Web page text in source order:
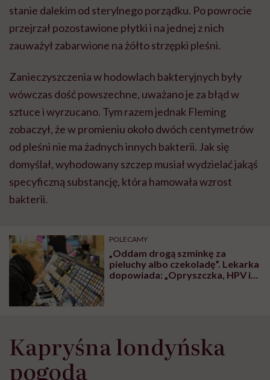
stanie dalekim od sterylnego porządku. Po powrocie
przejrzał pozostawione płytki i na jednej z nich
zauważył zabarwione na żółto strzępki pleśni.
Zanieczyszczenia w hodowlach bakteryjnych były
wówczas dość powszechne, uważano je za błąd w
sztuce i wyrzucano. Tym razem jednak Fleming
zobaczył, że w promieniu około dwóch centymetrów
od pleśni nie ma żadnych innych bakterii. Jak się
domyślał, wyhodowany szczep musiał wydzielać jakąś
specyficzną substancję, która hamowała wzrost
bakterii.
POLECAMY
„Oddam drogą szminkę za
pieluchy albo czekoladę”. Lekarka
dopowiada: „Opryszczka, HPV i
Kapryśna londyńska
pogoda